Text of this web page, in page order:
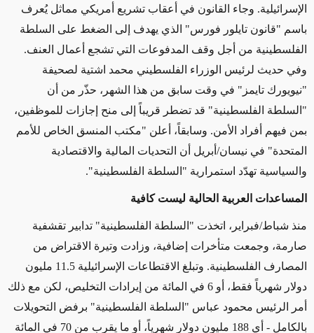
الإسرائيلية. وجاء القانون في أعقاب تشريع أمريكي مماثل يُعرف
باسم "قانون تايلور فورس" الذي يهدف إلى الضغط على السلطة
الفلسطينية من أجل وقف المدفوعات التي تشجع أعمال العنف.
وفي حديث لرئيس الوزراء الفلسطيني محمد اشتية لصحيفة
"نيويورك تايمز" في وقت سابق من هذا الشهر، حذّر من أن
"السلطة الفلسطينية" قد تضطر قريباً إلى منح إجازات للموظفين،
بمن فيهم أفراد الأمن. وسابقاً، أعلن "مكتب المنسق الخاص للأمم
المتحدة" في نيسان/أبريل أن التحديات المالية والاقتصادية
والسياسية تهدّد استمرارية "السلطة الفلسطينية".
المساعدات العربية الحالية ليست كافية
منذ شباط/فبراير، اتخذت "السلطة الفلسطينية" تدابير تقشفية
صارمة، وجمعت متأخرات إضافية، وزادت وتيرة الاقتراض من
المصارف الفلسطينية. وتبلغ الاقتطاعات الإسرائيلية 11.5 مليون
دولار شهرياً فقط، أو 6 في المائة من إيرادات التخليص، لكن مع ذلك
أمر الرئيس محمود عباس "السلطة الفلسطينية" برفض التحويلات
بالكامل - أي 188 مليون دولار شهرياً، أو ما يقرب من 70 في المائة